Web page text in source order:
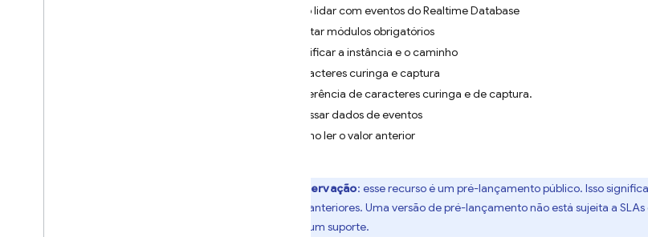
Como lidar com eventos do Realtime Database
Importar módulos obrigatórios
Especificar a instância e o caminho
Caracteres curinga e captura
Referência de caracteres curinga e de captura.
Processar dados de eventos
Como ler o valor anterior
Observação: esse recurso é um pré-lançamento público. Isso
versões anteriores. Uma versão de pré-lançamento não está sujeita a
ou nenhum suporte.